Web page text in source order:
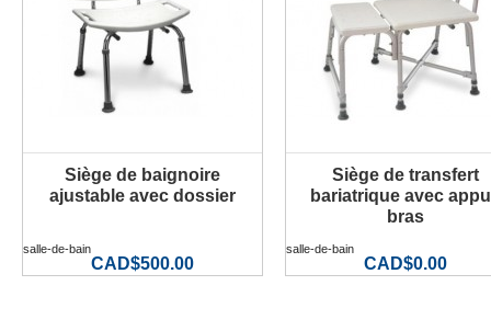
Siège de baignoire
ajustable avec dossier
salle-de-bain
CAD$500.00
Siège de transfert
bariatrique avec
bras
salle-de-bain
CAD$0.00
PLUS D'INFORMATION PLUS D'INFORMATION